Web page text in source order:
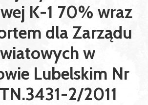
K-1 70% wraz
dla Zarządu
w
Lubelskim Nr
2/2011